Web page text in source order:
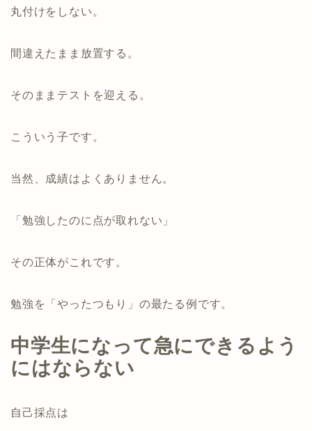
丸付けをしない。
間違えたまま放置する。
そのままテストを迎える。
こういう子です。
当然、成績はよくありません。
「勉強したのに点が取れない」
その正体がこれです。
勉強を「やったつもり」の最たる例です。
中学生になって急にできるよう
にはならない
自己採点は